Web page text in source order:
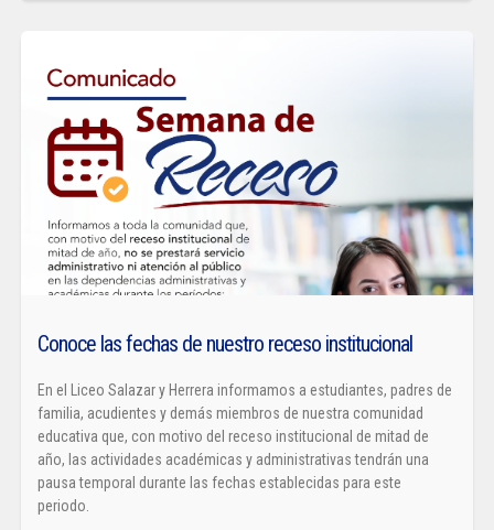
Conoce las fechas de nuestro receso institucional
En el Liceo Salazar y Herrera informamos a estudiantes, padres de
familia, acudientes y demás miembros de nuestra comunidad
educativa que, con motivo del receso institucional de mitad de
año, las actividades académicas y administrativas tendrán una
pausa temporal durante las fechas establecidas para este
periodo.